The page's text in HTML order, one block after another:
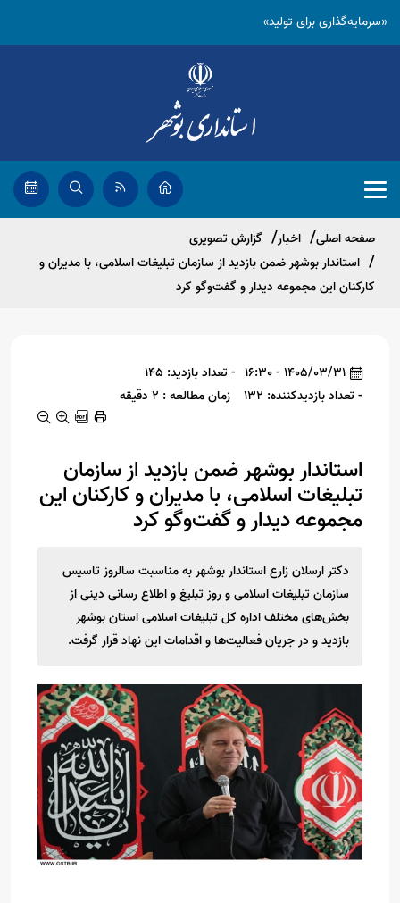
«سرمایه‌گذاری برای تولید»
صفحه اصلی اخبار
گزارش تصویری
استاندار بوشهر ضمن بازدید از سازمان تبلیغات اسلامی، با مدیران و
کارکنان این مجموعه دیدار و گفت‌وگو کرد
1405/03/31 - 16:30
- تعداد بازدید: 145
- تعداد بازدیدکننده: 132
زمان مطالعه : 2 دقیقه
استاندار بوشهر ضمن بازدید از سازمان
تبلیغات اسلامی، با مدیران و کارکنان این
مجموعه دیدار و گفت‌وگو کرد
دکتر ارسلان زارع استاندار بوشهر به مناسبت سالروز تاسیس
سازمان تبلیغات اسلامی و روز تبلیغ و اطلاع رسانی دینی از
بخش‌های مختلف اداره کل تبلیغات اسلامی استان بوشهر
بازدید و در جریان فعالیت‌ها و اقدامات این نهاد قرار گرفت.